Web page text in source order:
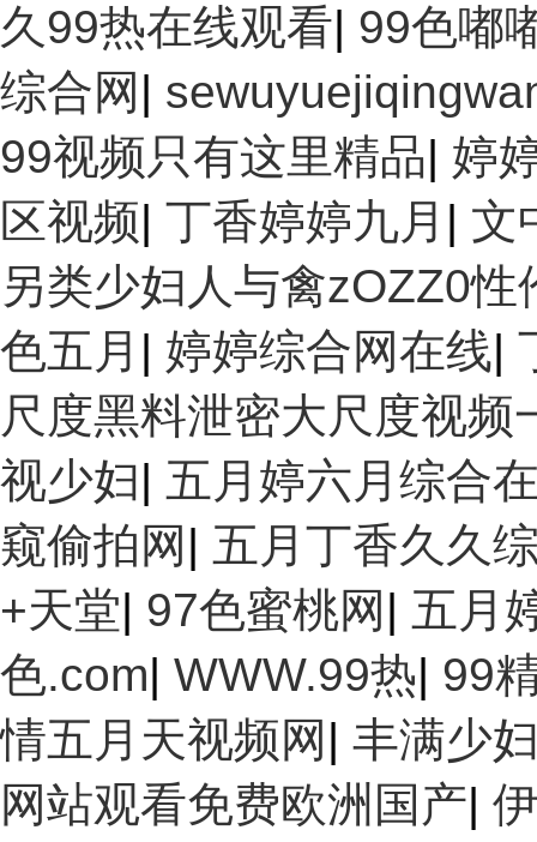
久99热在线观看| 99色嘟
综合网 |
99视频只有这里精品| 婷
区视频| 丁香婷婷九月 | 文
另类少妇人与禽zOZZ0性
色五月 | 婷婷综合网在线|
尺度黑料泄密大尺度视
视少妇| 五月婷六月综合
窥偷拍网 | 五月丁香久久
+天堂| 97色蜜桃网 | 五月
色.com| WWW.99热| 99
情五月天视频网 | 丰满少
网站观看免费欧洲国产|